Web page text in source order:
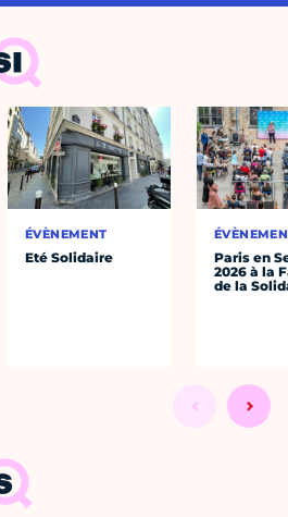
ÉVÈNEMENT
Eté Solidaire
Paris en
2026 à la
de la